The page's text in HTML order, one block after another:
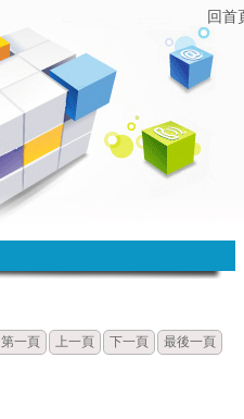
回首
第一頁 上一頁 下一頁 最後一頁